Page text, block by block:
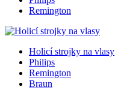
Remington
Holicí strojky na vlasy
Philips
Remington
Braun